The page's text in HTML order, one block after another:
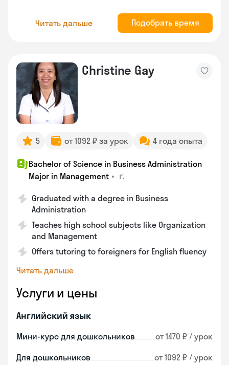
Читать дальше Подобрать время
Christine Gay
5 от 1092 ₽ за урок 4 года опыта
Bachelor of Science in Business Administration
Major in Management • г.
Graduated with a degree in Business
Administration
Teaches high school subjects like Organization
and Management
Offers tutoring to foreigners for English fluency
Читать дальше
Услуги и цены
Английский язык
Мини-курс для дошкольников от 1470 ₽ / урок
Для дошкольников от 1092 ₽ / урок